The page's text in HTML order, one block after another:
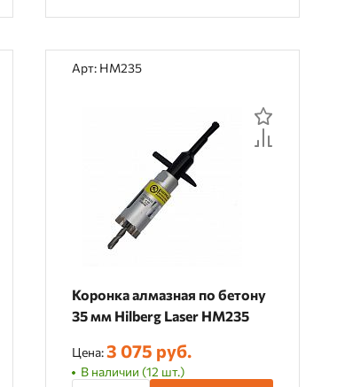
Арт: HM235
Коронка алмазная по бетону
35 мм Hilberg Laser HM235
Цена:3 075 руб.
В наличии (12 шт.)